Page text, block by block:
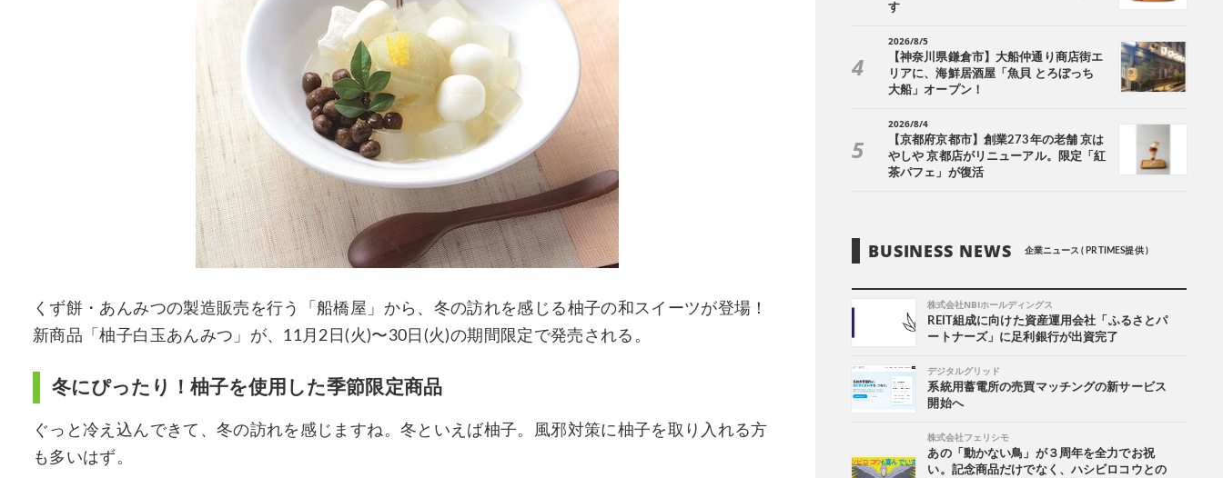
くず餅・あんみつの製造販売を行う「船橋屋」から、冬の訪れを感じる柚子の和スイーツが登場！
新商品「柚子白玉あんみつ」が、11月2日(火)〜30日(火)の期間限定で発売される。
冬にぴったり！柚子を使用した季節限定商品
ぐっと冷え込んできて、冬の訪れを感じますね。冬といえば柚子。風邪対策に柚子を取り入れる方
も多いはず。
す
2026/8/5
【神奈川県鎌倉市】大船仲通り商店街エ
リアに、海鮮居酒屋「魚貝 とろぼっち
大船」オープン！
2026/8/4
【京都府京都市】創業273年の老舗 京は
やしや 京都店がリニューアル。限定「紅
茶パフェ」が復活
BUSINESS NEWS 企業ニュース ( PR TIMES提供 )
株式会社NBIホールディングス
REIT組成に向けた資産運用会社「ふるさとパ
ートナーズ」に足利銀行が出資完了
デジタルグリッド
系統用蓄電所の売買マッチングの新サービス
開始へ
株式会社フェリシモ
あの「動かない鳥」が３周年を全力でお祝
い。記念商品だけでなく、ハシビロコウとの